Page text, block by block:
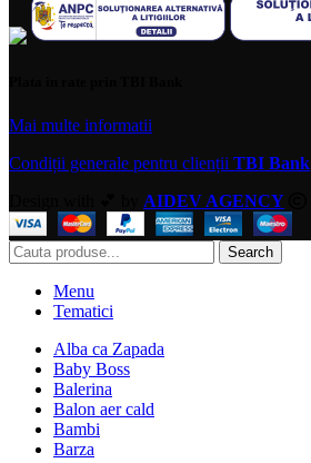
Mai multe informatii
Condiții generale pentru clienții TBI Bank
AIDEV AGENCY
Search
Menu
Tematici
Alba ca Zapada
Baby Boss
Balerina
Balon aer cald
Bambi
Barza